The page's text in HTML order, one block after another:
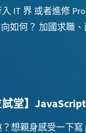
IT 界 或者進修
如何？ 加國求職
堂】
想親身感受一下